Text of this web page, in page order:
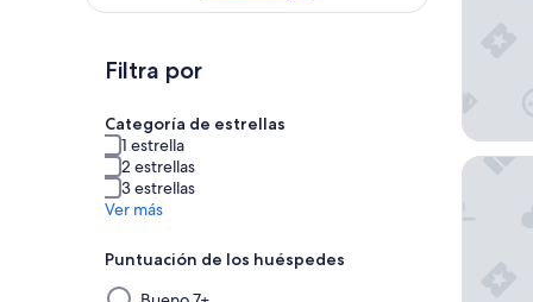
Filtra por
Categoría de estrellas
1 estrella
2 estrellas
3 estrellas
Ver más
Puntuación de los huéspedes
Al